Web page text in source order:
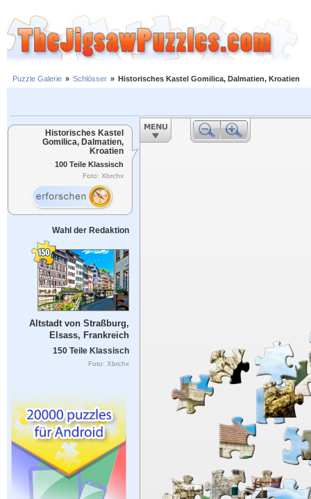
Puzzle Galerie » Schlösser » Historisches Kastel Gomilica, Dalmatien, Kroatien
Historisches Kastel
Gomilica, Dalmatien,
Kroatien
100 Teile Klassisch
Foto: Xbrchx
Wahl der Redaktion
Altstadt von Straßburg,
Elsass, Frankreich
150 Teile Klassisch
Foto: Xbrchx